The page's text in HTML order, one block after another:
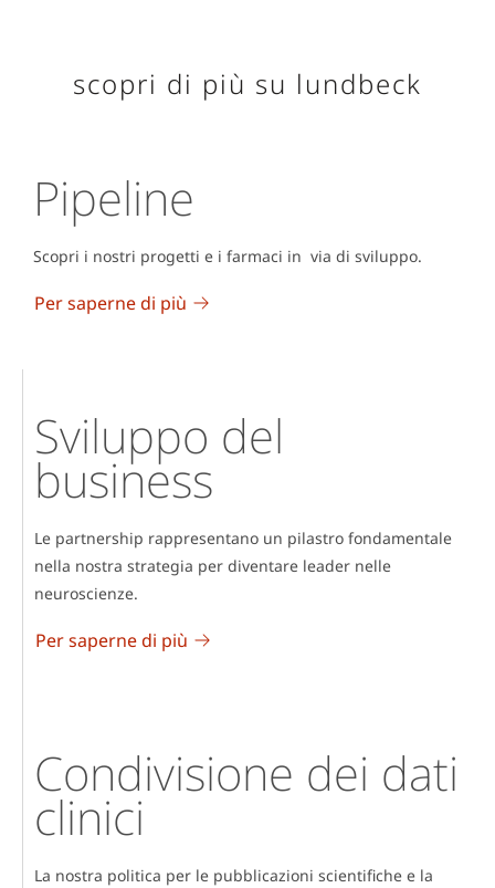
scopri di più su lundbeck
Pipeline
Scopri i nostri progetti e i farmaci in via di sviluppo.
Per saperne di più
Sviluppo del
business
Le partnership rappresentano un pilastro fondamentale
nella nostra strategia per diventare leader nelle
neuroscienze.
Per saperne di più
Condivisione dei dati
clinici
La nostra politica per le pubblicazioni scientifiche e la